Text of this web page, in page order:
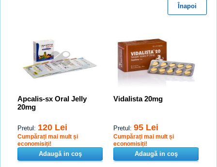
Înapoi
Apcalis-sx Oral Jelly
20mg
Pretul: 120 Lei
Cumpărați mai mult și
economisiți!
Adaugă in coş
Vidalista 20mg
Pretul: 95 Lei
Cumpărați mai mult și
economisiți!
Adaugă in coş